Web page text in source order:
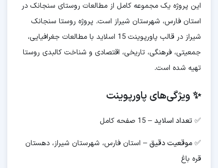
این پروژه یک مجموعه کامل از مطالعات روستای سنجانک در
استان فارس، شهرستان شیراز است. پروژه روستا سنجانک
شیراز در قالب پاورپوینت 15 اسلاید با مطالعات جغرافیایی،
جمعیتی، فرهنگی، تاریخی، اقتصادی و شناخت کالبدی روستا
تهیه شده است.
✨ ویژگی‌های پاورپوینت
✅ تعداد اسلاید– 15 صفحه کامل
✅ موقعیت دقیق– استان فارس، شهرستان شیراز، دهستان
قره باغ